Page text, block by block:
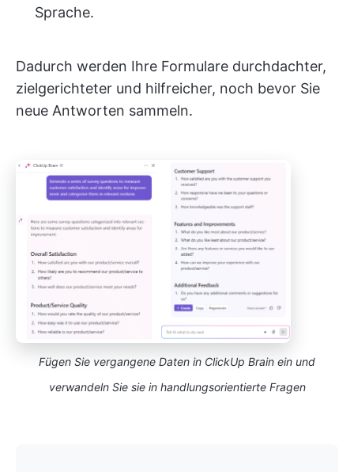
Sprache.
Dadurch werden Ihre Formulare durchdachter,
zielgerichteter und hilfreicher, noch bevor Sie
neue Antworten sammeln.
Fügen Sie vergangene Daten in ClickUp Brain ein und
verwandeln Sie sie in handlungsorientierte Fragen